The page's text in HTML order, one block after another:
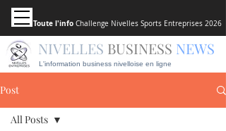
Toute l'info Challenge Nivelles Sports Entreprises 2026
L'information business nivelloise en ligne
NIVELLES BUSINESS NEWS
Post
All Posts